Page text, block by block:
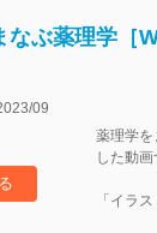
なぶ薬理学［
09
薬理学を
した動画
「イラ